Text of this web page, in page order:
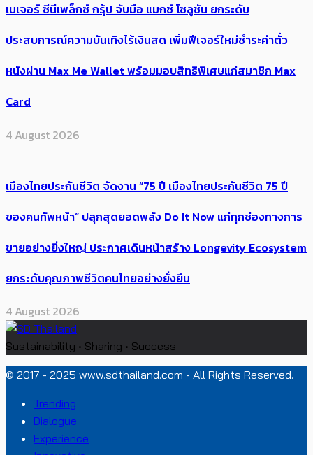
เมเจอร์ ซีนีเพล็กซ์ กรุ้ป จับมือ แมกซ์ โซลูชัน ยกระดับ
ประสบการณ์ความบันเทิงไร้เงินสด เพิ่มฟีเจอร์ใหม่ชำระค่าตั๋ว
หนังผ่าน Max Me Wallet พร้อมมอบสิทธิพิเศษแก่สมาชิก Max
Card
4 August 2026
เมืองไทยประกันชีวิต จัดงาน “75 ปี เมืองไทยประกันชีวิต 75 ปี
ของคนทัพหน้า” ปลุกสุดยอดพลัง Do It Now แก่ทุกช่องทางการ
ขายอย่างยิ่งใหญ่ ประกาศเดินหน้าสร้าง Longevity Ecosystem
ยกระดับคุณภาพชีวิตคนไทยอย่างยั่งยืน
4 August 2026
Sustainability • Sharing • Success
© 2017 - 2025 www.sdthailand.com - All Rights Reserved.
Trending
Dialogue
Experience